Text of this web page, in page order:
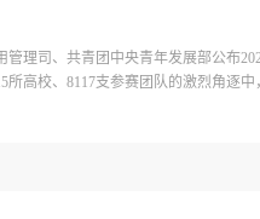
管理司、共青团中央青年发展部公布
所高校、8117支参赛团队的激烈角逐